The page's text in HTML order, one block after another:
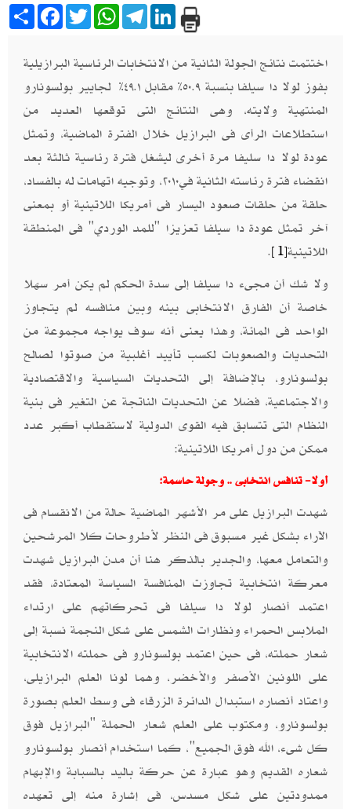
Share Facebook
TwitterWhatsAppTelegramLinkedIn
اختتمت نتائج الجولة الثانية من الانتخابات الرئاسية البرازيلية
بفوز لولا دا سيلفا بنسبة ٥٠.٩٪ مقابل ٤٩.١٪ لجايير بولسونارو
المنتهية ولايته، وهى النتائج التى توقعها العديد من
استطلاعات الرأى فى البرازيل خلال الفترة الماضية، وتمثل
عودة لولا دا سليفا مرة أخرى ليشغل فترة رئاسية ثالثة بعد
انقضاء فترة رئاسته الثانية في٢٠١٠، وتوجيه اتهامات له بالفساد،
حلقة من حلقات صعود اليسار فى أمريكا اللاتينية أو بمعنى
آخر تمثل عودة دا سيلفا تعزيزا "للمد الوردي" فى المنطقة
اللاتينية[1]
.
ولا شك أن مجىء دا سيلفا إلى سدة الحكم لم يكن أمر سهلا
خاصة أن الفارق الانتخابى بينه وبين منافسه لم يتجاوز
الواحد فى المائة، وهذا يعنى أنه سوف يواجه مجموعة من
التحديات والصعوبات لكسب تأييد أغلبية من صوتوا لصالح
بولسونارو، بالإضافة إلى التحديات السياسية والاقتصادية
والاجتماعية، فضلا عن التحديات الناتجة عن التغير فى بنية
النظام التى تتسابق فيه القوى الدولية لاستقطاب أكبر عدد
ممكن من دول أمريكا اللاتينية:
أولا- تنافس انتخابى .. وجولة حاسمة:
شهدت البرازيل على مر الأشهر الماضية حالة من الانقسام فى
الآراء بشكل غير مسبوق فى النظر لأطروحات كلا المرشحين
والتعامل معها، والجدير بالذكر هنا أن مدن البرازيل شهدت
معركة انتخابية تجاوزت المنافسة السياسة المعتادة، فقد
اعتمد أنصار لولا دا سيلفا فى تحركاتهم على ارتداء
الملابس الحمراء ونظارات الشمس على شكل النجمة نسبة إلى
شعار حملته، فى حين اعتمد بولسونارو فى حملته الانتخابية
على اللونين الأصفر والأخضر، وهما لونا العلم البرازيلى،
واعتاد أنصاره استبدال الدائرة الزرقاء فى وسط العلم بصورة
بولسونارو، ومكتوب على العلم شعار الحملة "البرازيل فوق
كل شىء، الله فوق الجميع"، كما استخدام أنصار بولسونارو
شعاره القديم وهو عبارة عن حركة باليد بالسبابة والإبهام
ممدودتين على شكل مسدس، فى إشارة منه إلى تعهده